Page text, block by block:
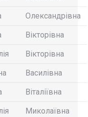
Олександрівна
Вікторівна
Вікторівна
Василівна
Віталіївна
Миколаївна